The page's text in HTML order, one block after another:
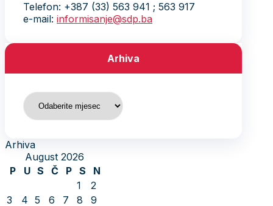
Telefon: +387 (33) 563 941 ; 563 917
e-mail: informisanje@sdp.ba
Arhiva
Arhiva
Arhiva
August 2026
P
U S Č P S
N
1
2
3
4 5 6 7 8
9